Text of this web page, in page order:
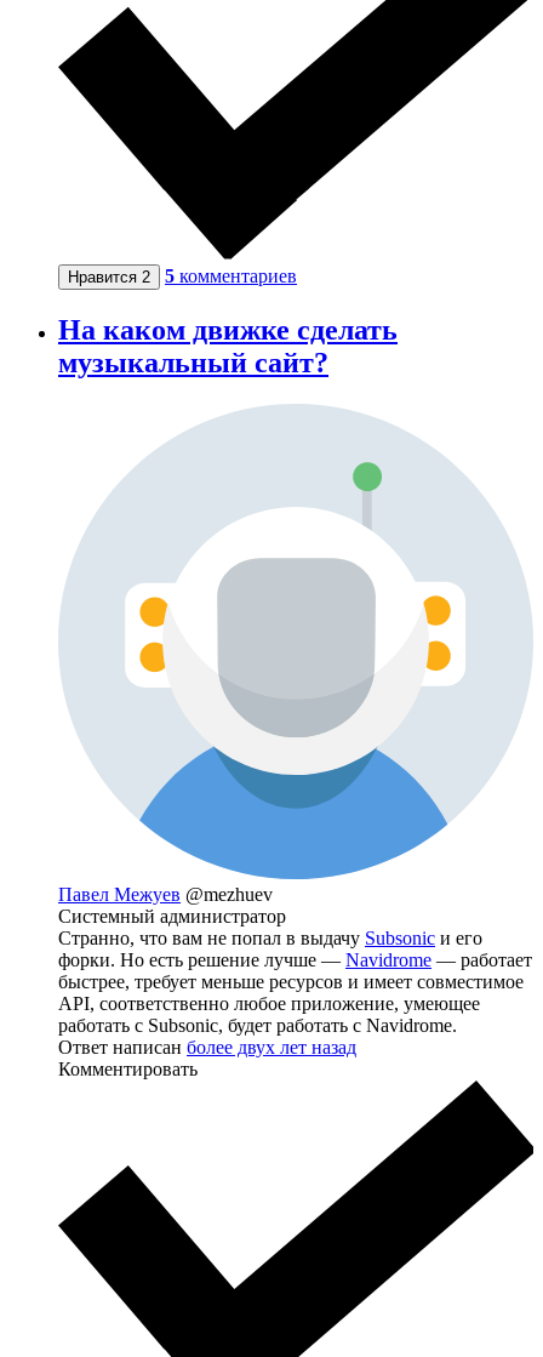
Нравится 2 5 комментариев
На каком движке сделать
музыкальный сайт?
Павел Межуев @mezhuev
Системный администратор
Странно, что вам не попал в выдачу Subsonic и его
форки. Но есть решение лучше — Navidrome — работает
быстрее, требует меньше ресурсов и имеет совместимое
API, соответственно любое приложение, умеющее
работать с Subsonic, будет работать с Navidrome.
Ответ написан более двух лет назад
Комментировать